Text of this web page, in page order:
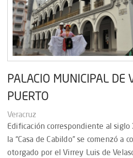
PALACIO MUNICIPAL DE
PUERTO
Veracruz
Edificación correspondiente al siglo
la “Casa de Cabildo” se comenzó a
otorgado por el Virrey Luis de